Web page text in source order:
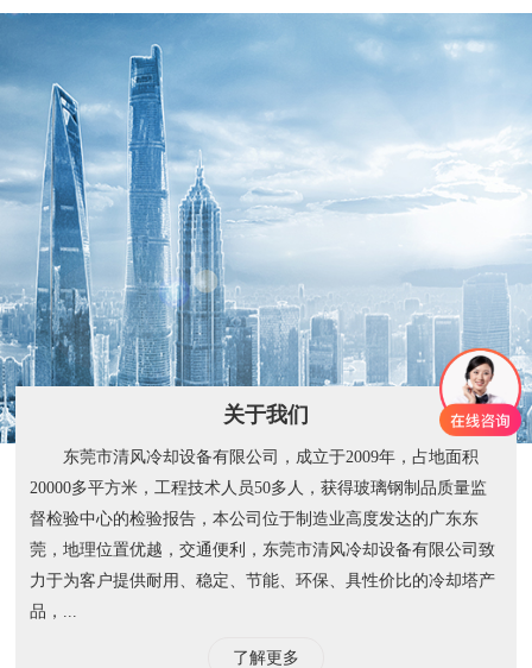
关于我们
东莞市清风冷却设备有限公司，成立于2009年，占地面积
20000多平方米，工程技术人员50多人，获得玻璃钢制品质量监
督检验中心的检验报告，本公司位于制造业高度发达的广东东
莞，地理位置优越，交通便利，东莞市清风冷却设备有限公司致
力于为客户提供耐用、稳定、节能、环保、具性价比的冷却塔产
品，...
了解更多